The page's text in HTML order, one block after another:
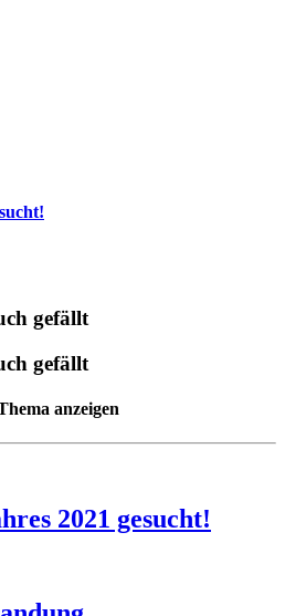
gefällt
gefällt
anzeigen
2021 gesucht!